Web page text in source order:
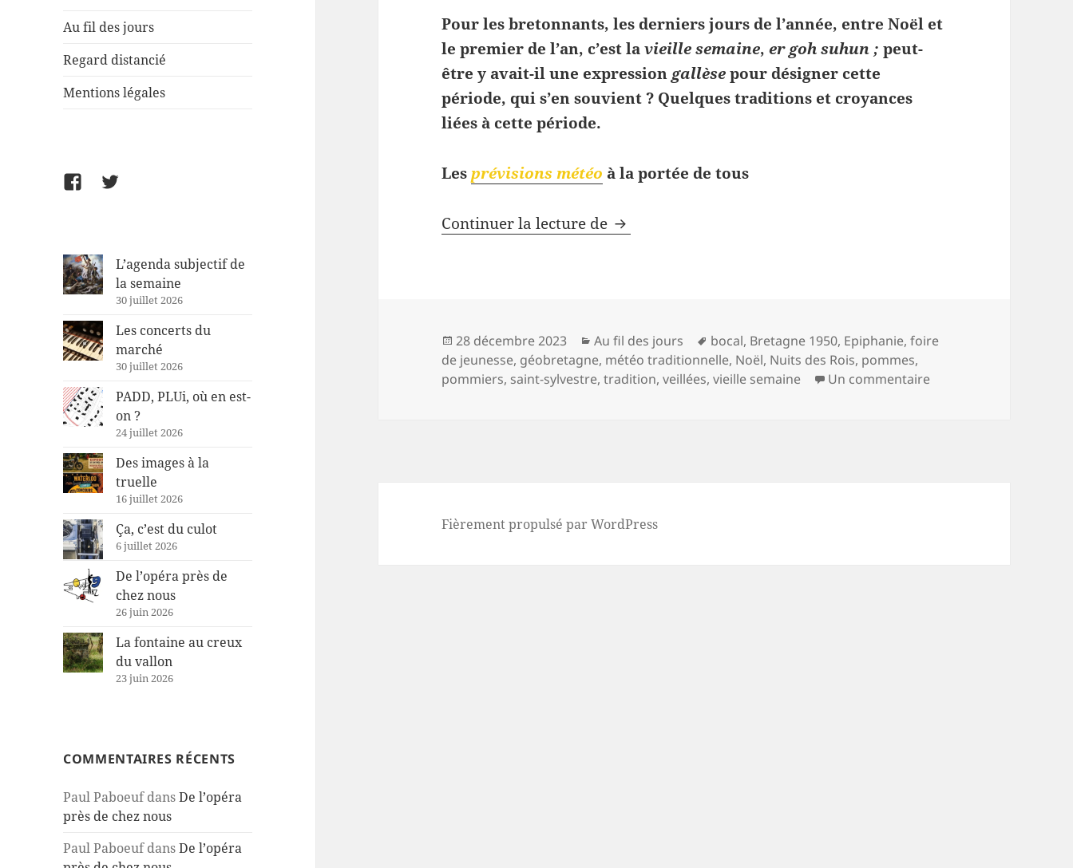
Au fil des jours
Regard distancié
Mentions légales
FacebookTwitter
L’agenda subjectif de
la semaine
30 juillet 2026
Les concerts du
marché
30 juillet 2026
PADD, PLUi, où en est-
on ?
24 juillet 2026
Des images à la
truelle
16 juillet 2026
Ça, c’est du culot
6 juillet 2026
De l’opéra près de
chez nous
26 juin 2026
La fontaine au creux
du vallon
23 juin 2026
COMMENTAIRES RÉCENTS
Paul PaboeufdansDe l’opéra
près de chez nous
Paul PaboeufdansDe l’opéra
Pour les bretonnants, les derniers jours de l’année, entre Noël et
le premier de l’an, c’est lavieille semaine,er goh suhun ; peut-
être y avait-il une expression gallèsepour désigner cette
période, qui s’en souvient ? Quelques traditions et croyances
liées à cette période.
Lesprévisions météo à la portée de tous
Continuer la lecture de La
Publié
le
28 décembre 2023 Catégories
Au fil des jours
Mots-
clés
bocal, Bretagne 1950, Epiphanie,foire
de jeunesse, géobretagne, météo traditionnelle, Noël, Nuits des Rois, pommes,
pommiers, saint-sylvestre,tradition,veillées,vieille semaine Un commentairesur La
Fièrement propulsé par WordPress